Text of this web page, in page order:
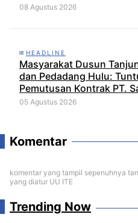
08 Agustus 2026
HEADLINE
Masyarakat Dusun
dan Pedadang Hulu:
Pemutusan Kontrak PT.
Indah Perkasa
05 Agustus 2026
Komentar
komentar yang tampil sepenuhnya
yang diatur UU ITE
Trending Now